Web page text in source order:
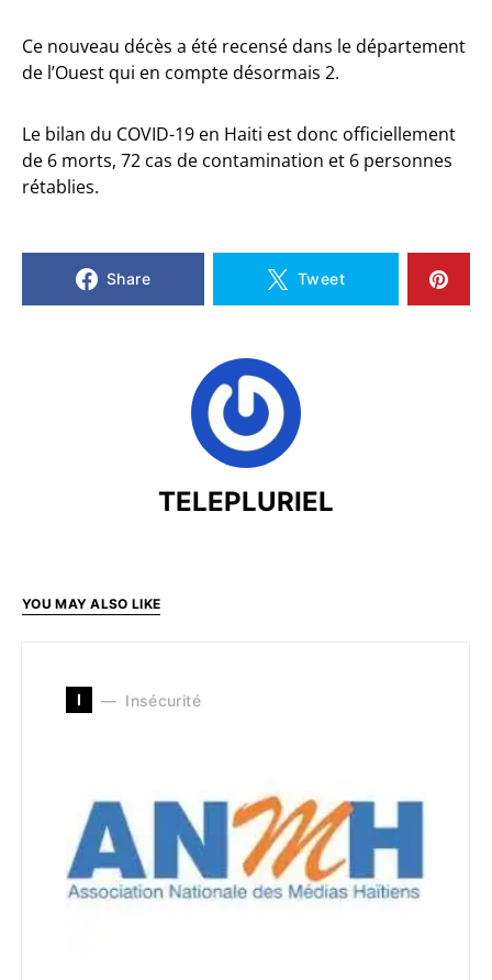
Ce nouveau décès a été recensé dans le département
de l’Ouest qui en compte désormais 2.
Le bilan du COVID-19 en Haiti est donc officiellement
de 6 morts, 72 cas de contamination et 6 personnes
rétablies.
Share Tweet
TELEPLURIEL
YOU MAY ALSO LIKE
I Insécurité